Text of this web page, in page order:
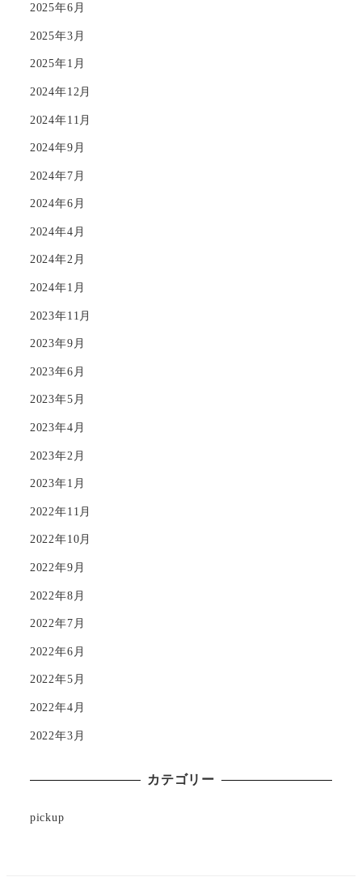
2025年6月
2025年3月
2025年1月
2024年12月
2024年11月
2024年9月
2024年7月
2024年6月
2024年4月
2024年2月
2024年1月
2023年11月
2023年9月
2023年6月
2023年5月
2023年4月
2023年2月
2023年1月
2022年11月
2022年10月
2022年9月
2022年8月
2022年7月
2022年6月
2022年5月
2022年4月
2022年3月
カテゴリー
pickup